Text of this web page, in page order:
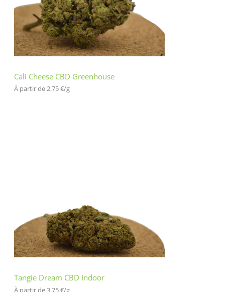
Cali Cheese CBD Greenhouse
À partir de 2,75€/g
Tangie Dream CBD Indoor
À partir de 3,75€/g